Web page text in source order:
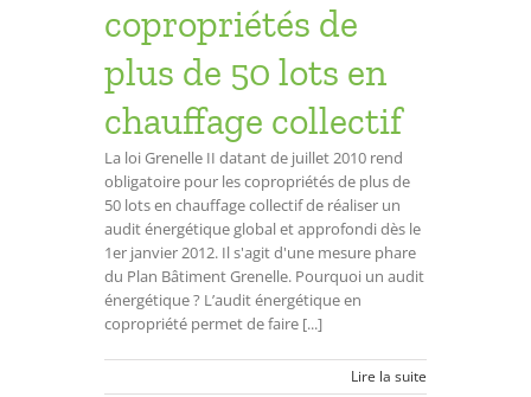
copropriétés de
plus de 50 lots en
chauffage collectif
La loi Grenelle II datant de juillet 2010 rend
obligatoire pour les copropriétés de plus de
50 lots en chauffage collectif de réaliser un
audit énergétique global et approfondi dès le
1er janvier 2012. Il s'agit d'une mesure phare
du Plan Bâtiment Grenelle. Pourquoi un audit
énergétique ? L’audit énergétique en
copropriété permet de faire [...]
Lire la suite